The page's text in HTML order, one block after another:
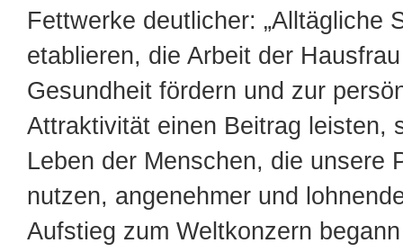
Fettwerke deutlicher: „Alltägliche
etablieren, die Arbeit der
Gesundheit fördern und zur
Attraktivität einen Beitrag leisten,
Leben der Menschen, die unsere
nutzen, angenehmer und
Aufstieg zum Weltkonzern